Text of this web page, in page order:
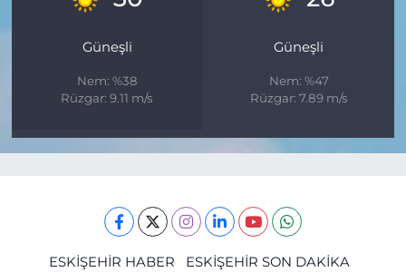
Güneşli
Nem: %38
Rüzgar: 9.11 m/s
Güneşli
Nem: %47
Rüzgar: 7.89 m/s
ESKİŞEHİR HABER
ESKİŞEHİR SON DAKİKA